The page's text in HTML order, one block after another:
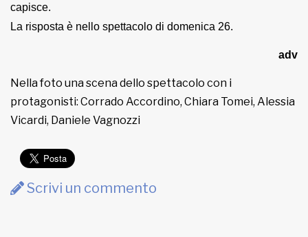
capisce.
La risposta è nello spettacolo di domenica 26.
adv
Nella foto una scena dello spettacolo con i
protagonisti: Corrado Accordino, Chiara Tomei, Alessia
Vicardi, Daniele Vagnozzi
Scrivi un commento